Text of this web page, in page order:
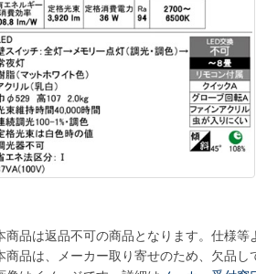
品は返品不可の商品となります。仕様等
品は、メーカー取り寄せのため、欠品し